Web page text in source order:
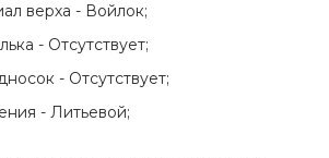
верха - Войлок;
- Отсутствует;
- Отсутствует;
- Литьевой;